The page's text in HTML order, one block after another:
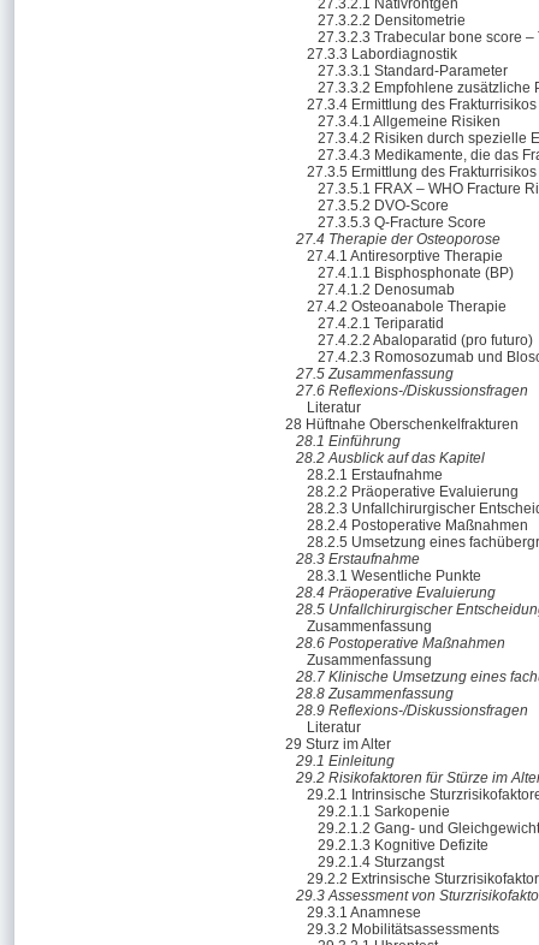
27.3.2.1 Nativröntgen
27.3.2.2 Densitometrie
27.3.2.3 Trabecular bone score –
27.3.3 Labordiagnostik
27.3.3.1 Standard-Parameter
27.3.3.2 Empfohlene zusätzliche
27.3.4 Ermittlung des
27.3.4.1 Allgemeine Risiken
27.3.4.2 Risiken durch spezielle
27.3.4.3 Medikamente, die das
27.3.5 Ermittlung des
27.3.5.1 FRAX – WHO Fracture
27.3.5.2 DVO-Score
27.3.5.3 Q-Fracture Score
27.4 Therapie der Osteoporose
27.4.1 Antiresorptive Therapie
27.4.1.1 Bisphosphonate (BP)
27.4.1.2 Denosumab
27.4.2 Osteoanabole Therapie
27.4.2.1 Teriparatid
27.4.2.2 Abaloparatid (pro futuro)
27.4.2.3 Romosozumab und
27.5 Zusammenfassung
27.6 Reflexions-/Diskussionsfragen
Literatur
28 Hüftnahe Oberschenkelfrakturen
28.1 Einführung
28.2 Ausblick auf das Kapitel
28.2.1 Erstaufnahme
28.2.2 Präoperative Evaluierung
28.2.3 Unfallchirurgischer
28.2.4 Postoperative Maßnahmen
28.2.5 Umsetzung eines
28.3 Erstaufnahme
28.3.1 Wesentliche Punkte
28.4 Präoperative Evaluierung
28.5 Unfallchirurgischer
Zusammenfassung
28.6 Postoperative Maßnahmen
Zusammenfassung
28.7 Klinische Umsetzung eines
28.8 Zusammenfassung
28.9 Reflexions-/Diskussionsfragen
Literatur
29 Sturz im Alter
29.1 Einleitung
29.2 Risikofaktoren für Stürze im
29.2.1 Intrinsische
29.2.1.1 Sarkopenie
29.2.1.2 Gang- und
29.2.1.3 Kognitive Defizite
29.2.1.4 Sturzangst
29.2.2 Extrinsische
29.3 Assessment von
29.3.1 Anamnese
29.3.2 Mobilitätsassessments